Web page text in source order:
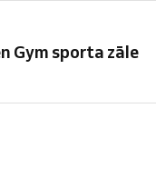
Gym sporta zāle